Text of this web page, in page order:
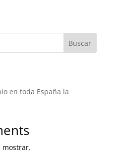
Buscar
en toda España la
mostrar.